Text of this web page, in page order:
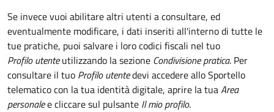
Se invece vuoi abilitare altri utenti a consultare, ed
eventualmente modificare, i dati inseriti all'interno di tutte le
tue pratiche, puoi salvare i loro codici fiscali nel tuo
Profilo utenteutilizzando la sezione Condivisione pratica. Per
consultare il tuo Profilo utentedevi accedere allo Sportello
telematico con la tua identità digitale, aprire la tuaArea
personalee cliccare sul pulsante Il mio profilo.